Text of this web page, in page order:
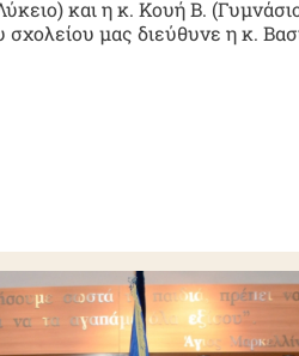
και η κ. Κουή Β.
μας διεύθυνε η κ.